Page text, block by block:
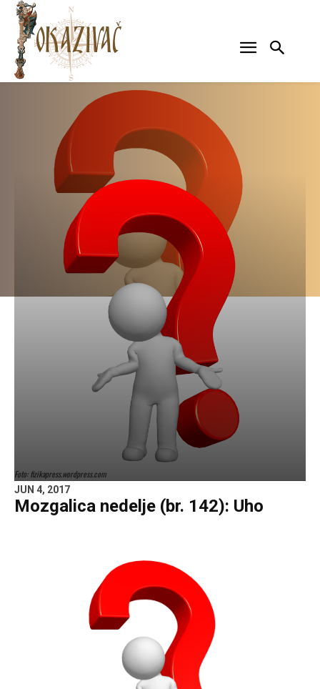
Foto: fizikapress.wordpress.com
JUN 4, 2017
Mozgalica nedelje (br. 142): Uho